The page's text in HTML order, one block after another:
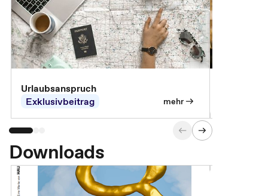
Urlaubsanspruch
Exklusivbeitrag
mehr
Downloads